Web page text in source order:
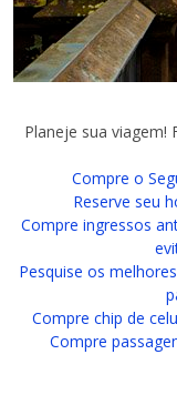
Planeje sua viagem!
Compre o
Reserve seu
Compre ingressos
Pesquise os
Compre chip de
Compre